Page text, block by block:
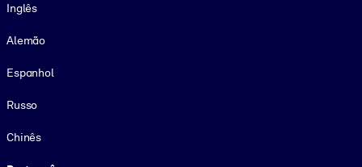
Inglês
Alemão
Espanhol
Russo
Chinês